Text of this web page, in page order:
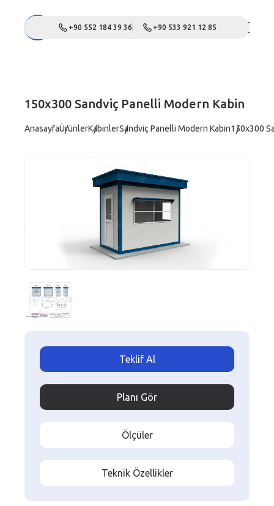
+90 552 184 39 36 +90 533 921 12 85
150x300 Sandviç Panelli Modern Kabin
AnasayfaÜrünlerKabinlerSandviç Panelli Modern Kabin150x300
Teklif Al
Planı Gör
Ölçüler
Teknik Özellikler